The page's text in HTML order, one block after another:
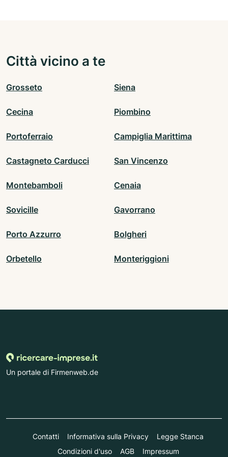
Città vicino a te
Grosseto Siena
Cecina Piombino
Portoferraio Campiglia Marittima
Castagneto Carducci San Vincenzo
Montebamboli Cenaia
Sovicille Gavorrano
Porto Azzurro Bolgheri
Orbetello Monteriggioni
Un portale di Firmenweb.de
Contatti Informativa sulla Privacy
Legge Stanca
Condizioni d'uso
AGB Impressum